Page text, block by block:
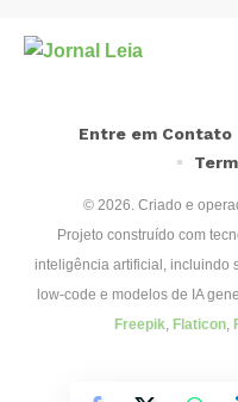
© 2026. Criado e
Projeto construído com
inteligência artificial, incluindo
low-code e modelos de IA
Freepik, Flaticon,
Entre em Contato